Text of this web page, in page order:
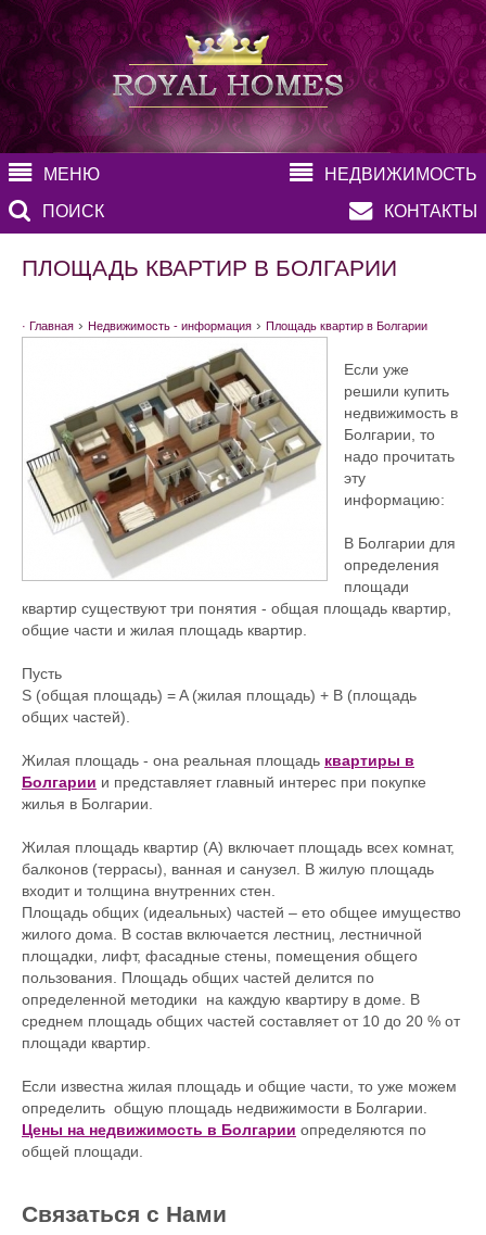
МЕНЮ
НЕДВИЖИМОСТЬ
ПОИСК
КОНТАКТЫ
ПЛОЩАДЬ КВАРТИР В БОЛГАРИИ
· Главная › Недвижимость - информация › Площадь квартир в Болгарии
Если уже
решили купить
недвижимость в
Болгарии, то
надо прочитать
эту
информацию:
В Болгарии для
определения
площади
квартир существуют три понятия - общая площадь квартир,
общие части и жилая площадь квартир.
Пусть
S (общая площадь) = A (жилая площадь) + B (площадь
общих частей).
Жилая площадь - она реальная площадь квартиры в
Болгарии и представляет главный интерес при покупке
жилья в Болгарии.
Жилая площадь квартир (А) включает площадь всех комнат,
балконов (террасы), ванная и санузел. В жилую площадь
входит и толщина внутренних стен.
Площадь общих (идеальных) частей – ето общее имущество
жилого дома. В состав включается лестниц, лестничной
площадки, лифт, фасадные стены, помещения общего
пользования. Площадь общих частей делится по
определенной методики на каждую квартиру в доме. В
среднем площадь общих частей составляет от 10 до 20 % от
площади квартир.
Если известна жилая площадь и общие части, то уже можем
определить общую площадь недвижимости в Болгарии.
Цены на недвижимость в Болгарии определяются по
общей площади.
Связаться с Нами